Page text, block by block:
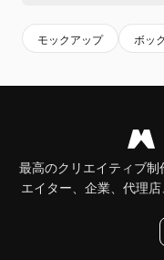
モックアップ ボッ
最高のクリエイティブ
エイター、企業、代理